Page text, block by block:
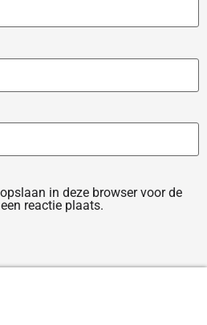
in deze browser voor de
reactie plaats.